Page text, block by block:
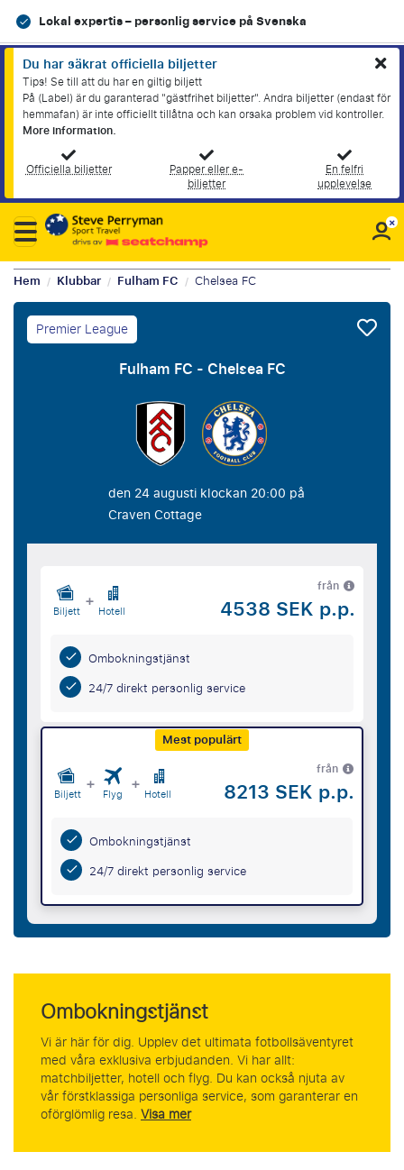
Lokal expertis – personlig service på Svenska
Du har säkrat officiella biljetter
Tips! Se till att du har en giltig biljett
På (Label) är du garanterad "gästfrihet biljetter". Andra biljetter (endast för
hemmafan) är inte officiellt tillåtna och kan orsaka problem vid kontroller.
More information.
Officiella biljetter
Papper eller e-
biljetter
En felfri
upplevelse
Hem / Klubbar / Fulham FC / Chelsea FC
Premier League
Fulham FC - Chelsea FC
den 24 augusti klockan 20:00 på
Craven Cottage
Biljett + Hotell
från
4538 SEK p.p.
Ombokningstjänst
24/7 direkt personlig service
Mest populärt
Biljett + Flyg + Hotell
från
8213 SEK p.p.
Ombokningstjänst
24/7 direkt personlig service
Ombokningstjänst
Vi är här för dig. Upplev det ultimata fotbollsäventyret
med våra exklusiva erbjudanden. Vi har allt:
matchbiljetter, hotell och flyg. Du kan också njuta av
vår förstklassiga personliga service, som garanterar en
oförglömlig resa.Visa mer